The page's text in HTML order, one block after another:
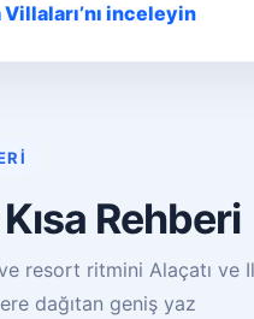
inceleyin
Rehberi
resort ritmini Alaçatı ve
dağıtan geniş yaz